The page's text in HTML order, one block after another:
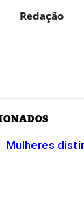
Redação
Mulheres